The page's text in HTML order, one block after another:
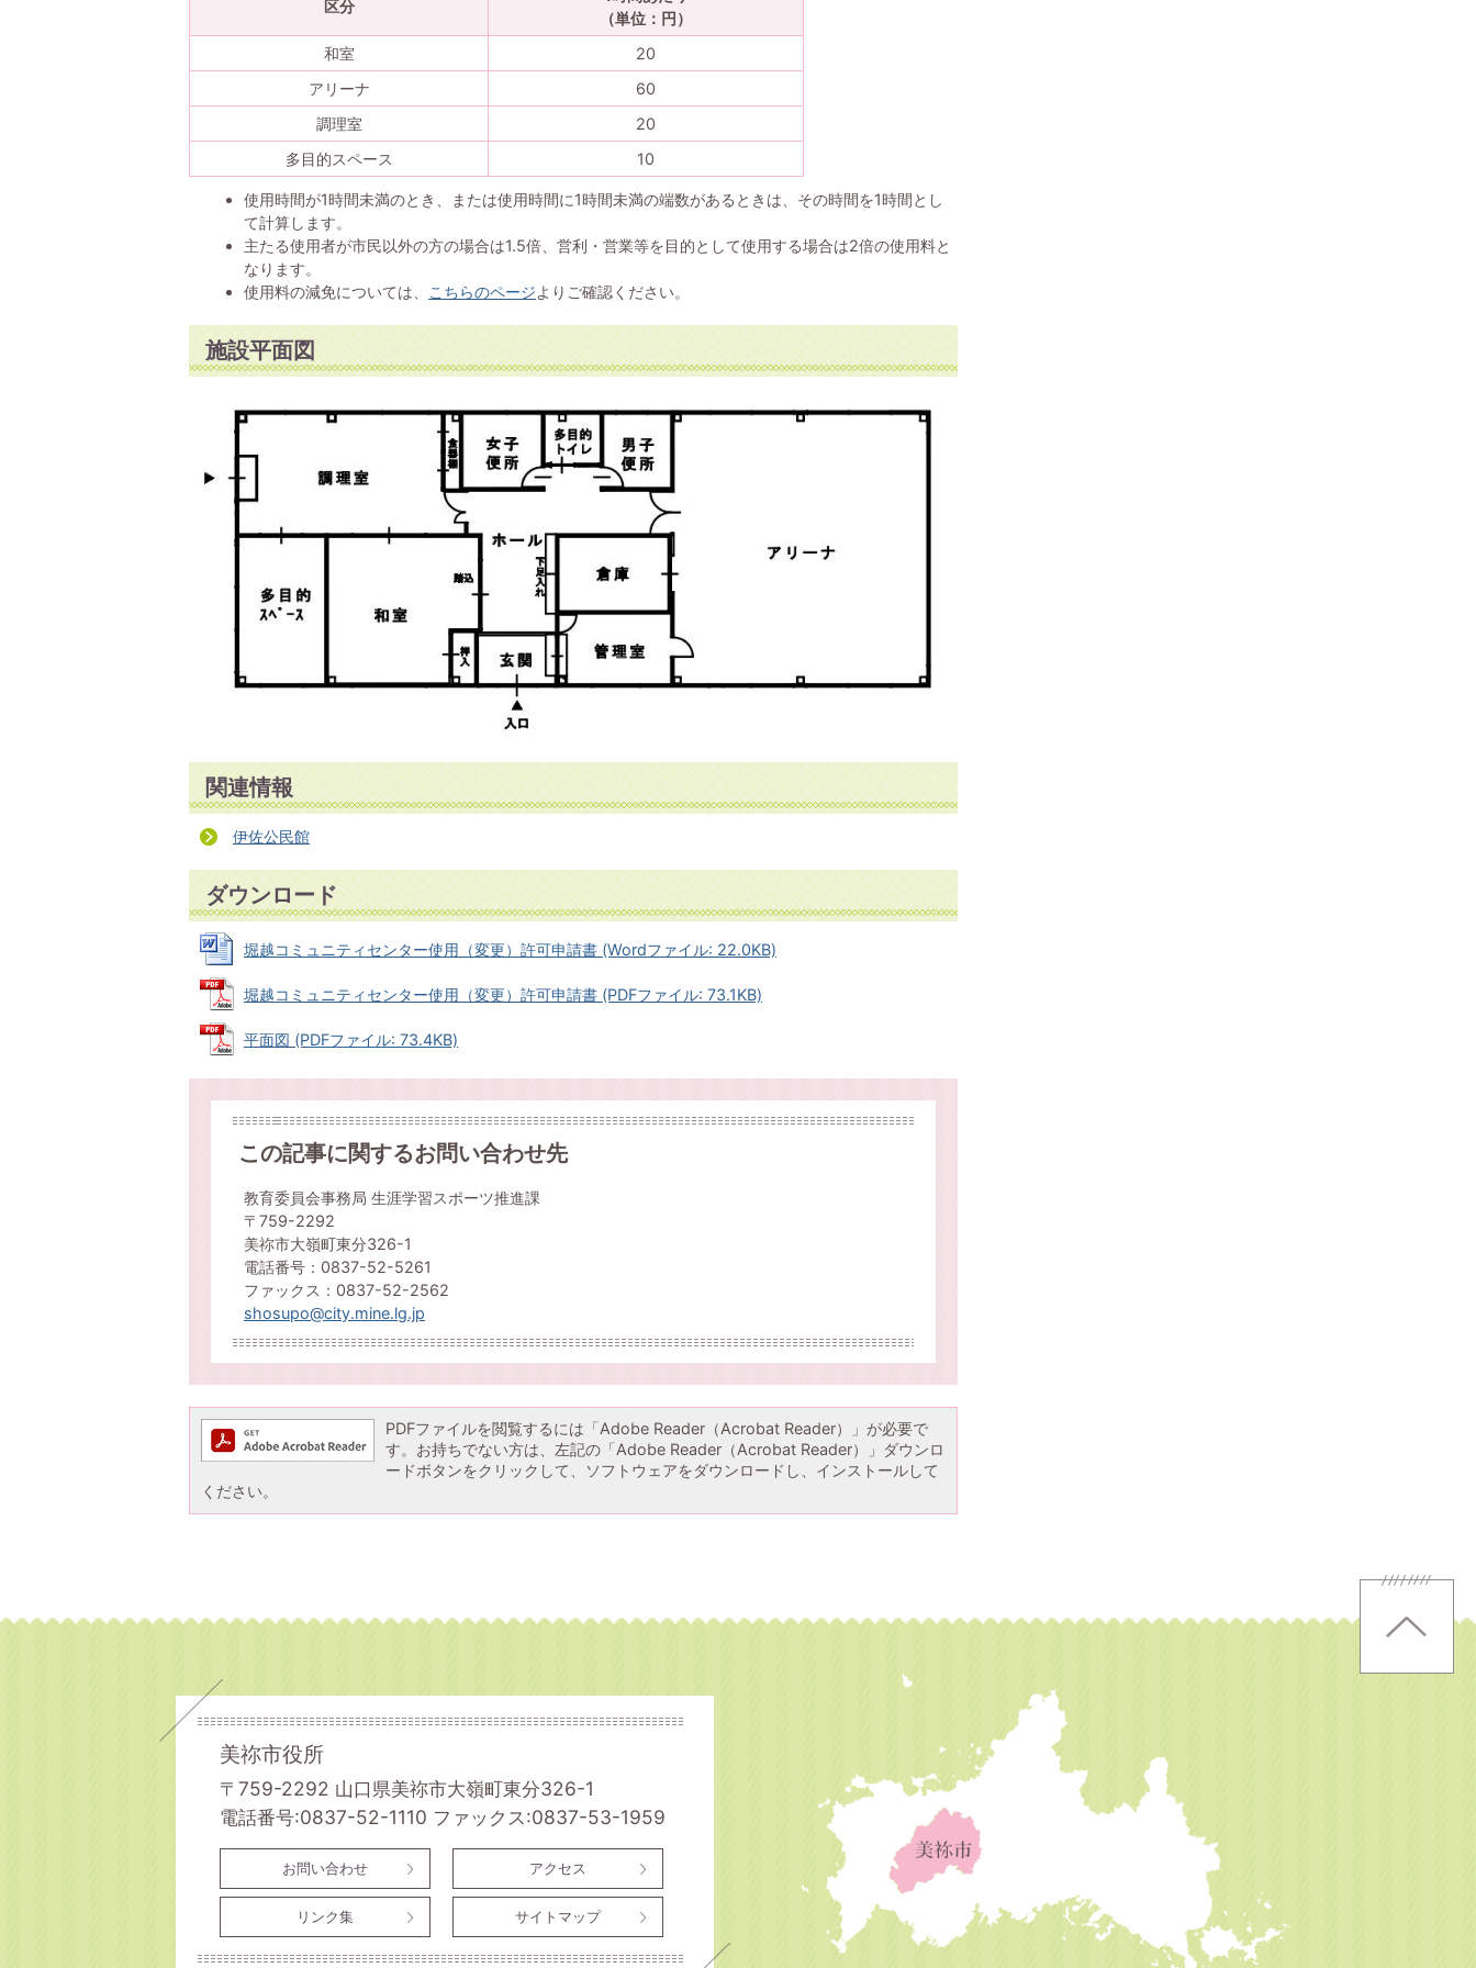
区分
（単位：円）
和室
20
アリーナ
60
調理室
20
多目的スペース
10
使用時間が1時間未満のとき、または使用時間に1時間未満の端数があるときは、その時間を1時間とし
て計算します。
主たる使用者が市民以外の方の場合は1.5倍、営利・営業等を目的として使用する場合は2倍の使用料と
なります。
使用料の減免については、
こちらのページよりご確認ください。
施設平面図
関連情報
伊佐公民館
ダウンロード
堀越コミュニティセンター使用（変更）許可申請書 (Wordファイル: 22.0KB)
堀越コミュニティセンター使用（変更）許可申請書 (PDFファイル: 73.1KB)
平面図 (PDFファイル: 73.4KB)
この記事に関するお問い合わせ先
教育委員会事務局 生涯学習スポーツ推進課
〒759-2292
美祢市大嶺町東分326-1
電話番号：0837-52-5261
ファックス：0837-52-2562
shosupo@city.mine.lg.jp
PDFファイルを閲覧するには「Adobe Reader（Acrobat Reader）」が必要で
す。お持ちでない方は、左記の「Adobe Reader（Acrobat Reader）」ダウンロ
ードボタンをクリックして、ソフトウェアをダウンロードし、インストールして
ください。
美祢市役所
〒759-2292 山口県美祢市大嶺町東分326-1
電話番号:0837-52-1110 ファックス:0837-53-1959
お問い合わせ アクセス
リンク集 サイトマップ